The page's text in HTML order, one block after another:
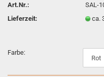
Art.Nr.:
SAL-
Lieferzeit:
ca.
Farbe: